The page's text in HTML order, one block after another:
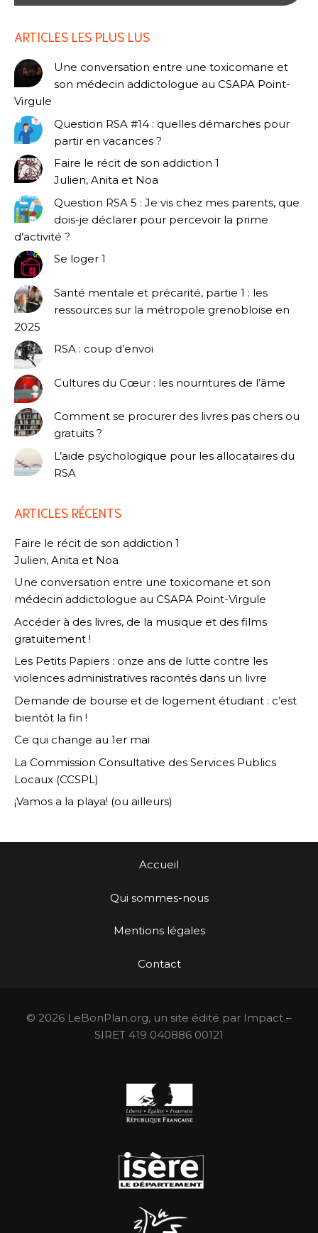
ARTICLES LES PLUS LUS
Une conversation entre une toxicomane et
son médecin addictologue au CSAPA Point-
Virgule
Question RSA #14 : quelles démarches pour
partir en vacances ?
Faire le récit de son addiction 1
Julien, Anita et Noa
Question RSA 5 : Je vis chez mes parents, que
dois-je déclarer pour percevoir la prime
d’activité ?
Se loger 1
Santé mentale et précarité, partie 1 : les
ressources sur la métropole grenobloise en
2025
RSA : coup d’envoi
Cultures du Cœur : les nourritures de l’âme
Comment se procurer des livres pas chers ou
gratuits ?
L’aide psychologique pour les allocataires du
RSA
ARTICLES RÉCENTS
Faire le récit de son addiction 1
Julien, Anita et Noa
Une conversation entre une toxicomane et son
médecin addictologue au CSAPA Point-Virgule
Accéder à des livres, de la musique et des films
gratuitement !
Les Petits Papiers : onze ans de lutte contre les
violences administratives racontés dans un livre
Demande de bourse et de logement étudiant : c’est
bientôt la fin !
Ce qui change au 1er mai
La Commission Consultative des Services Publics
Locaux (CCSPL)
¡Vamos a la playa! (ou ailleurs)
Accueil
Qui sommes-nous
Mentions légales
Contact
© 2026 LeBonPlan.org, un site édité par Impact –
SIRET 419 040886 00121